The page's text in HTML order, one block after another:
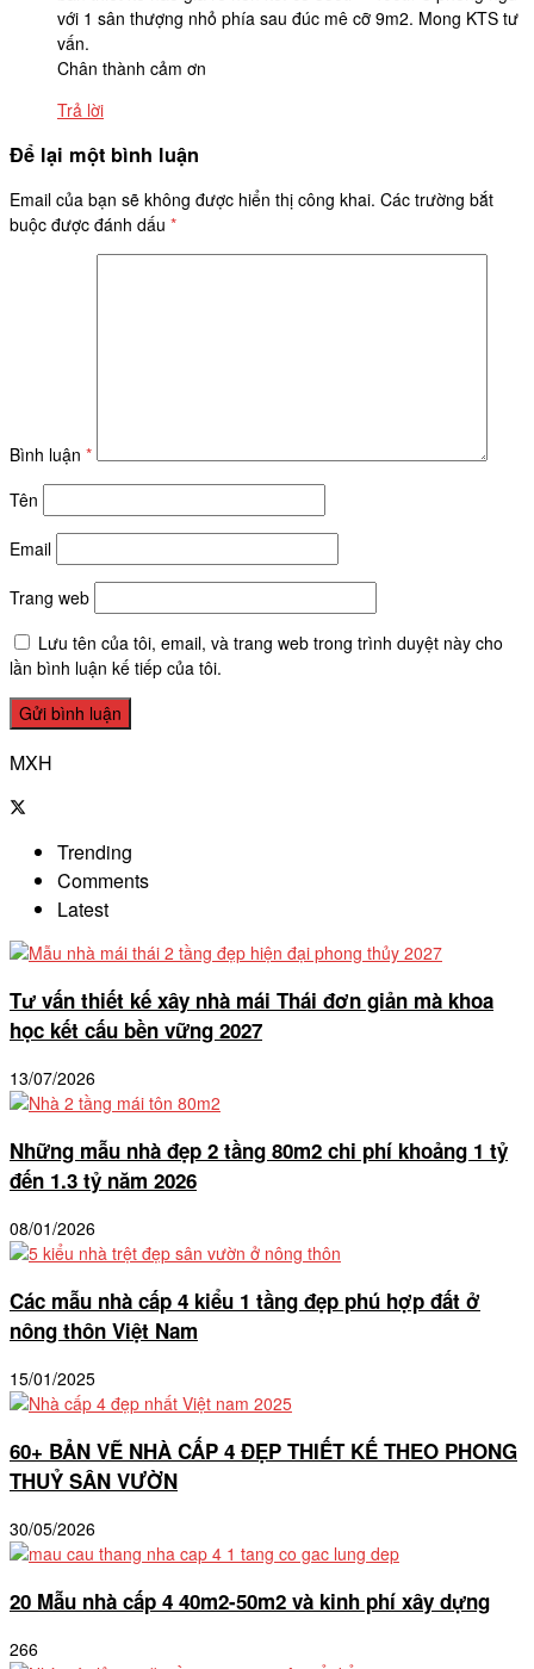
với 1 sân thượng nhỏ phía sau đúc mê cỡ 9m2. Mong KTS tư
vấn.
Chân thành cảm ơn
Trả lời
Để lại một bình luận
Email của bạn sẽ không được hiển thị công khai. Các trường bắt
buộc được đánh dấu *
Bình luận *
Tên
Email
Trang web
Lưu tên của tôi, email, và trang web trong trình duyệt này cho
lần bình luận kế tiếp của tôi.
MXH
Trending
Comments
Latest
Tư vấn thiết kế xây nhà mái Thái đơn giản mà khoa
học kết cấu bền vững 2027
13/07/2026
Những mẫu nhà đẹp 2 tầng 80m2 chi phí khoảng 1 tỷ
đến 1.3 tỷ năm 2026
08/01/2026
Các mẫu nhà cấp 4 kiểu 1 tầng đẹp phú hợp đất ở
nông thôn Việt Nam
15/01/2025
60+ BẢN VẼ NHÀ CẤP 4 ĐẸP THIẾT KẾ THEO PHONG
THUỶ SÂN VƯỜN
30/05/2026
20 Mẫu nhà cấp 4 40m2-50m2 và kinh phí xây dựng
266